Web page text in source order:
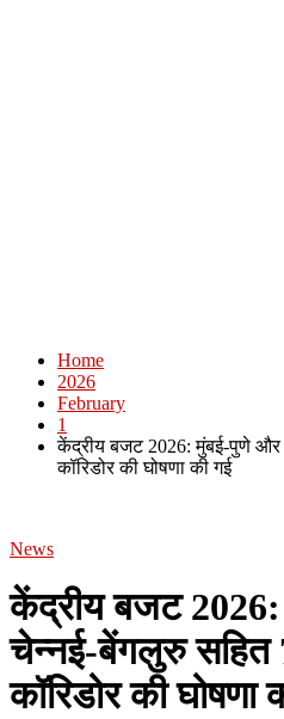
Home
2026
February
1
केंद्रीय बजट 2026: मुंबई-पुणे और
कॉरिडोर की घोषणा की गई
News
केंद्रीय बजट
चेन्नई-बेंगलुरु सहित
कॉरिडोर की घोषणा